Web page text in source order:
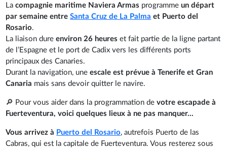
Lacompagnie maritime Naviera Armas programmeun départ
par semaine entreSanta Cruz de La Palma et Puerto del
Rosario.
La liaison dureenviron 26 heureset fait partie de la ligne partant
de l’Espagne et le port de Cadix vers les différents ports
principaux des Canaries.
Durant la navigation, uneescale est prévue à Tenerife et Gran
Canaria mais sans devoir quitter le navire.
🔎 Pour vous aider dans la programmation devotre escapade à
Fuerteventura, voici quelques lieux à ne pas manquer...
Vous arrivez à Puerto del Rosario, autrefois Puerto de las
Cabras, qui est la capitale de Fuerteventura. Vous resterez sous